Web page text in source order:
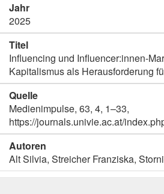
Jahr
2025
Titel
Influencing und Influencer:innen-
Kapitalismus als Herausforderung
Quelle
Medienimpulse, 63, 4, 1–33,
https://journals.univie.ac.at/
Autoren
Alt Silvia, Streicher Franziska,